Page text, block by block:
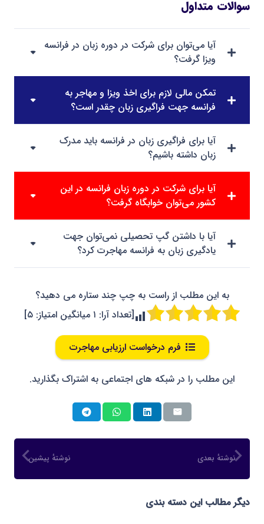
سوالات متداول
آیا می‌توان برای شرکت در دوره زبان در فرانسه
ویزا گرفت؟
تمکن مالی لازم برای اخذ ویزا و مهاجر به
فرانسه جهت فراگیری زبان چقدر است؟
آیا برای فراگیری زبان در فرانسه باید مدرک
زبان داشته باشیم؟
آیا برای شرکت در دوره زبان فرانسه در این
کشور می‌توان خوابگاه گرفت؟
آیا با داشتن گپ تحصیلی نمی‌توان جهت
یادگیری زبان به فرانسه مهاجرت کرد؟
به این مطلب از راست به چپ چند ستاره می دهید؟
[تعداد آرا: ۱ میانگین امتیاز:۵]
فرم درخواست ارزیابی مهاجرت
این مطلب را در شبکه های اجتماعی به اشتراک بگذارید.
نوشتهٔ پیشین نوشتهٔ بعدی
دیگر مطالب این دسته بندی